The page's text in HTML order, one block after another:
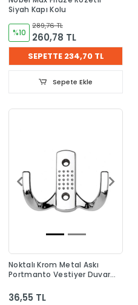
Siyah Kapı Kolu
%10
289,76 TL
260,78 TL
SEPETTE 234,70 TL
Sepete Ekle
Noktalı Krom Metal Askı
Portmanto Vestiyer Duvar
36,55 TL